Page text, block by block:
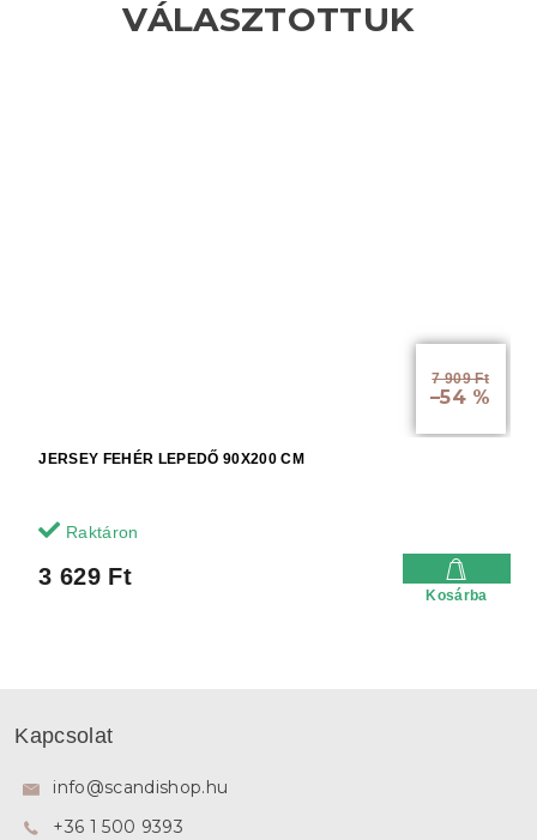
7 909 Ft
–54 %
JERSEY FEHÉR LEPEDŐ 90X200 CM
Raktáron
3 629 Ft
Kosárba
Kapcsolat
info@scandishop.hu
+36 1 500 9393